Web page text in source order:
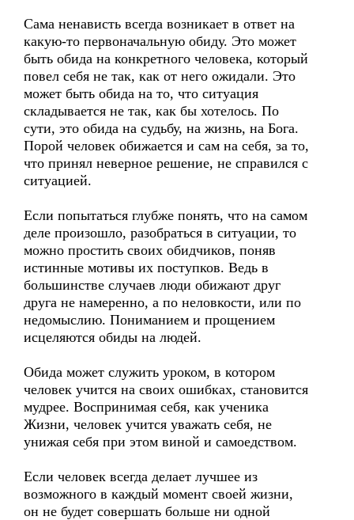
Сама ненависть всегда возникает в ответ на
какую-то первоначальную обиду. Это может
быть обида на конкретного человека, который
повел себя не так, как от него ожидали. Это
может быть обида на то, что ситуация
складывается не так, как бы хотелось. По
сути, это обида на судьбу, на жизнь, на Бога.
Порой человек обижается и сам на себя, за то,
что принял неверное решение, не справился с
ситуацией.
Если попытаться глубже понять, что на самом
деле произошло, разобраться в ситуации, то
можно простить своих обидчиков, поняв
истинные мотивы их поступков. Ведь в
большинстве случаев люди обижают друг
друга не намеренно, а по неловкости, или по
недомыслию. Пониманием и прощением
исцеляются обиды на людей.
Обида может служить уроком, в котором
человек учится на своих ошибках, становится
мудрее. Воспринимая себя, как ученика
Жизни, человек учится уважать себя, не
унижая себя при этом виной и самоедством.
Если человек всегда делает лучшее из
возможного в каждый момент своей жизни,
он не будет совершать больше ни одной